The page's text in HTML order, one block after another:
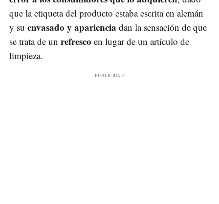
que la etiqueta del producto estaba escrita en alemán
y su envasado y apariencia dan la sensación de que
se trata de un refresco en lugar de un artículo de
limpieza.